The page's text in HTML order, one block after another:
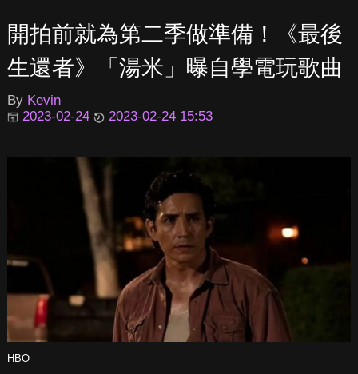
開拍前就為第二季做準備！《最後
生還者》「湯米」曝自學電玩歌曲
By Kevin
2023-02-24
2023-02-24 15:53
HBO